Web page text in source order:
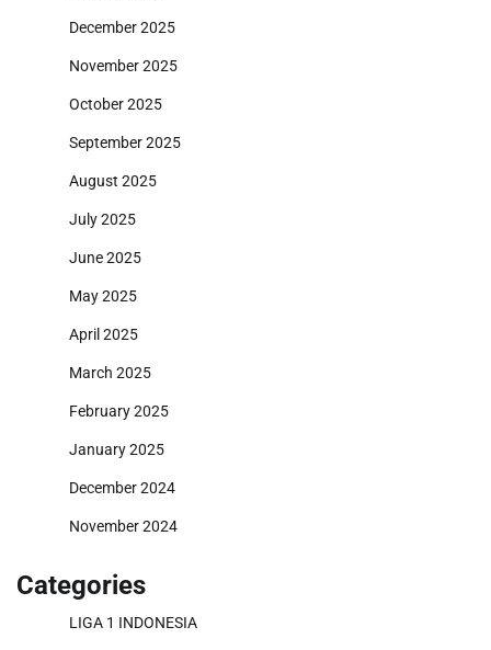
December 2025
November 2025
October 2025
September 2025
August 2025
July 2025
June 2025
May 2025
April 2025
March 2025
February 2025
January 2025
December 2024
November 2024
Categories
LIGA 1 INDONESIA